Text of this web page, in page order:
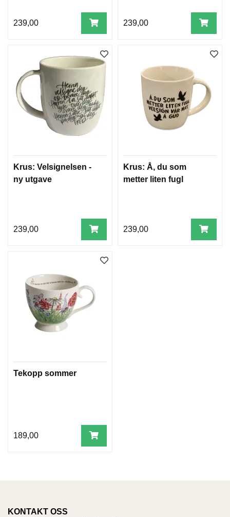
239,00 239,00
Krus: Velsignelsen -
ny utgave
239,00
Krus: Å, du som
metter liten fugl
239,00
Tekopp sommer
189,00
KONTAKT OSS